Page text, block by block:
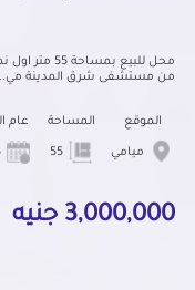
محل للبيع
من مستشفى شرق المدينة
الموقع
ميامي
المساحة
55
عام
3,000,000 جنيه